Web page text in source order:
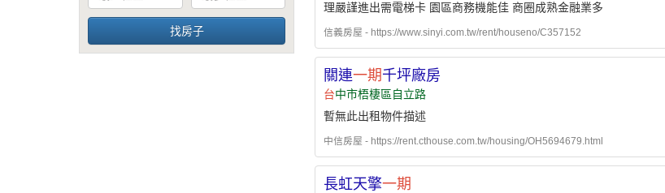
理嚴謹進出需電梯卡 園區商務機能佳 商圈成熟金融業多
信義房屋 - https://www.sinyi.com.tw/rent/houseno/C357152
關連一期千坪廠房
台中市梧棲區自立路
暫無此出租物件描述
中信房屋 - https://rent.cthouse.com.tw/housing/OH5694679.html
長虹天擎一期